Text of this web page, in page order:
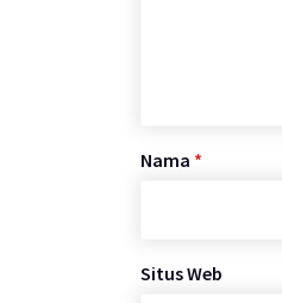
Nama *
Situs Web